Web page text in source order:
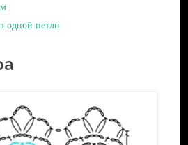
для вязания крючком
пряжа
пряжа
для вязания крючком новичку
одной петли